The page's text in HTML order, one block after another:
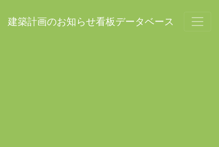
建築計画のお知らせ看板データベース